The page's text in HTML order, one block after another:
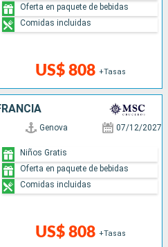
US$ 808 +Tasas
Oferta en paquete de bebidas
Comidas incluidas
Genova 07/12/2027
US$ 808 +Tasas
Niños Gratis
Oferta en paquete de bebidas
Comidas incluidas